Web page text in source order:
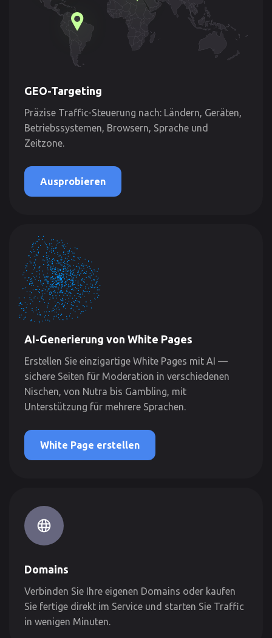
GEO-Targeting
Präzise Traffic-Steuerung nach: Ländern, Geräten,
Betriebssystemen, Browsern, Sprache und
Zeitzone.
Ausprobieren
AI-Generierung von White Pages
Erstellen Sie einzigartige White Pages mit AI —
sichere Seiten für Moderation in verschiedenen
Nischen, von Nutra bis Gambling, mit
Unterstützung für mehrere Sprachen.
White Page erstellen
Domains
Verbinden Sie Ihre eigenen Domains oder kaufen
Sie fertige direkt im Service und starten Sie Traffic
in wenigen Minuten.